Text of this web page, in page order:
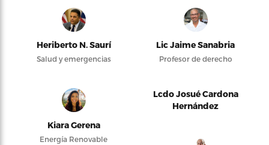
Heriberto N. Saurí
Salud y emergencias
Lic Jaime Sanabria
Profesor de derecho
Kiara Gerena
Energía Renovable
Lcdo Josué Cardona
Hernández